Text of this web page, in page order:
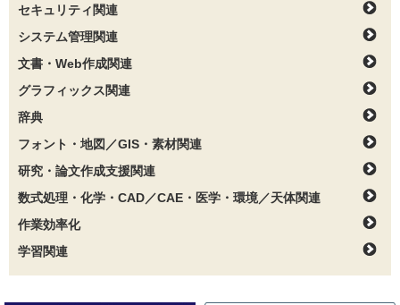
セキュリティ関連
システム管理関連
文書・Web作成関連
グラフィックス関連
辞典
フォント・地図／GIS・素材関連
研究・論文作成支援関連
数式処理・化学・CAD／CAE・医学・環境／天体関連
作業効率化
学習関連